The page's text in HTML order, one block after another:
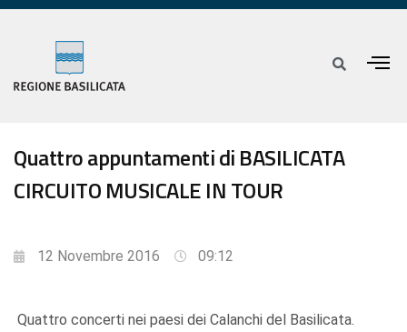
Quattro appuntamenti di BASILICATA
CIRCUITO MUSICALE IN TOUR
12 Novembre 2016 09:12
Quattro concerti nei paesi dei Calanchi del Basilicata.